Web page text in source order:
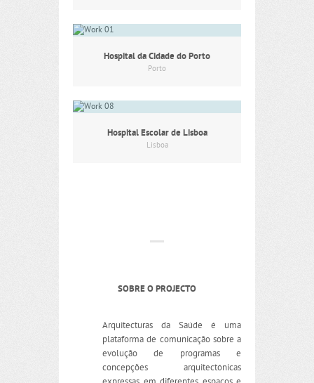
Hospital da Cidade do Porto
Porto
Hospital Escolar de Lisboa
Lisboa
SOBRE O PROJECTO
Arquitecturas da Saúde é uma
plataforma de comunicação sobre a
evolução de programas e
concepções arquitectónicas